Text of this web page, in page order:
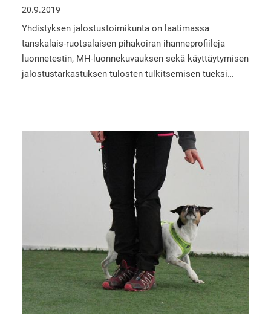
20.9.2019
Yhdistyksen jalostustoimikunta on laatimassa
tanskalais-ruotsalaisen pihakoiran ihanneprofiileja
luonnetestin, MH-luonnekuvauksen sekä käyttäytymisen
jalostustarkastuksen tulosten tulkitsemisen tueksi…